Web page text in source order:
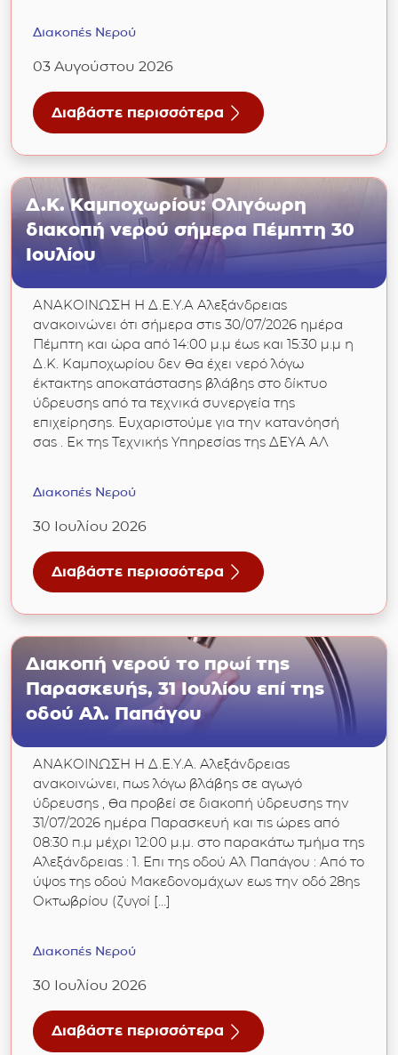
Διακοπές Νερού
03 Αυγούστου 2026
Διαβάστε περισσότερα
για Δ/Κ Επισκοπής και Καλοχωρίου:
Δ.Κ. Καμποχωρίου: Ολιγόωρη
διακοπή νερού σήμερα Πέμπτη 30
Ιουλίου
ΑΝΑΚΟΙΝΩΣΗ Η Δ.Ε.Υ.Α Αλεξάνδρειας
ανακοινώνει ότι σήμερα στις 30/07/2026 ημέρα
Πέμπτη και ώρα από 14:00 μ.μ έως και 15:30 μ.μ η
Δ.Κ. Καμποχωρίου δεν θα έχει νερό λόγω
έκτακτης αποκατάστασης βλάβης στο δίκτυο
ύδρευσης από τα τεχνικά συνεργεία της
επιχείρησης. Ευχαριστούμε για την κατανόησή
σας . Εκ της Τεχνικής Υπηρεσίας της ΔΕΥΑ ΑΛ
Διακοπές Νερού
30 Ιουλίου 2026
Διαβάστε περισσότερα
για Δ.Κ. Καμποχωρίου: Ολιγόωρη διακοπή
Διακοπή νερού το πρωί της
Παρασκευής, 31 Ιουλίου επί της
οδού Αλ. Παπάγου
ΑΝΑΚΟΙΝΩΣΗ Η Δ.Ε.Υ.Α. Αλεξάνδρειας
ανακοινώνει, πως λόγω βλάβης σε αγωγό
ύδρευσης , θα προβεί σε διακοπή ύδρευσης την
31/07/2026 ημέρα Παρασκευή και τις ώρες από
08:30 π.μ μέχρι 12:00 μ.μ. στο παρακάτω τμήμα της
Αλεξάνδρειας : 1. Επι της οδού Αλ Παπάγου : Από το
ύψος της οδού Μακεδονομάχων εως την οδό 28ης
Οκτωβρίου (ζυγοί […]
Διακοπές Νερού
30 Ιουλίου 2026
Διαβάστε περισσότερα
για Διακοπή νερού το πρωί της Παρασκευής,